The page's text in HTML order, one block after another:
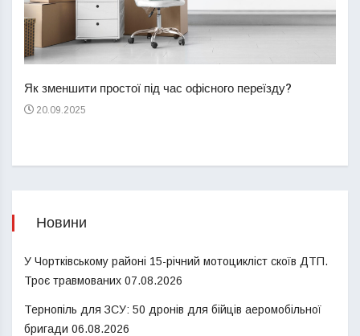
Як зменшити простої під час офісного переїзду?
20.09.2025
Новини
У Чортківському районі 15-річний мотоцикліст скоїв ДТП.
Троє травмованих 07.08.2026
Тернопіль для ЗСУ: 50 дронів для бійців аеромобільної
бригади 06.08.2026